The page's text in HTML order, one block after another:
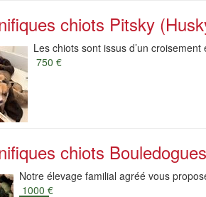
chiots Pitsky
Les chiots sont issus d’un
750 €
chiots
Notre élevage familial agréé vous
1000 €